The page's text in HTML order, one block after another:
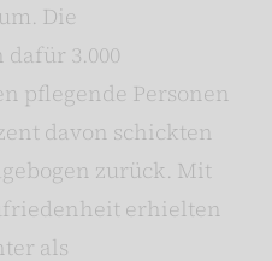
Die
3.000
pflegende Personen
davon schickten
zurück. Mit
erhielten
als